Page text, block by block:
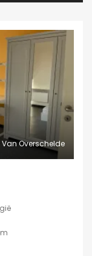
Van Overschelde